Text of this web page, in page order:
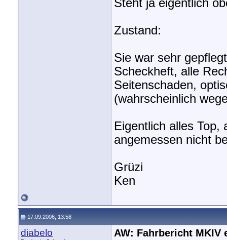
Steht ja eigentlich
Zustand:
Sie war sehr
Scheckheft, alle
Seitenschaden,
(wahrscheinlich
Eigentlich alles Top,
angemessen nicht
Grüzi
Ken
17.09.2006, 13:58
diabelo AW: Fahrbericht MKIV